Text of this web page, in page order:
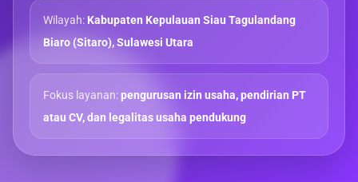
Wilayah: Kabupaten Kepulauan Siau Tagulandang
Biaro (Sitaro), Sulawesi Utara
Fokus layanan:pengurusan izin usaha, pendirian PT
atau CV, dan legalitas usaha pendukung